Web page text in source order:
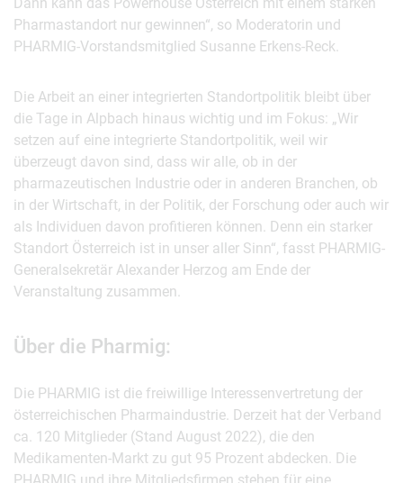
Pharmastandort nur gewinnen“, so Moderatorin und
PHARMIG-Vorstandsmitglied Susanne Erkens-Reck.
Die Arbeit an einer integrierten Standortpolitik bleibt über
die Tage in Alpbach hinaus wichtig und im Fokus: „Wir
setzen auf eine integrierte Standortpolitik, weil wir
überzeugt davon sind, dass wir alle, ob in der
pharmazeutischen Industrie oder in anderen Branchen, ob
in der Wirtschaft, in der Politik, der Forschung oder auch wir
als Individuen davon profitieren können. Denn ein starker
Standort Österreich ist in unser aller Sinn“, fasst PHARMIG-
Generalsekretär Alexander Herzog am Ende der
Veranstaltung zusammen.
Über die Pharmig:
Die PHARMIG ist die freiwillige Interessenvertretung der
österreichischen Pharmaindustrie. Derzeit hat der Verband
ca. 120 Mitglieder (Stand August 2022), die den
Medikamenten-Markt zu gut 95 Prozent abdecken. Die